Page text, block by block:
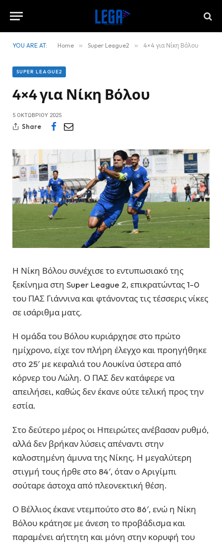
YOU ARE AT: Home » Super League2 » 4×4 για Νίκη Βόλου
SUPER LEAGUE2
4×4 για Νίκη Βόλου
5 ΟΚΤΩΒΡΊΟΥ 2025
Share
Η Νίκη Βόλου συνέχισε το εντυπωσιακό της
ξεκίνημα στη Super League 2, επικρατώντας 1-0
του ΠΑΣ Γιάννινα και φτάνοντας τις τέσσερις νίκες
σε ισάριθμα ματς.
Η ομάδα του Βόλου κυριάρχησε στο πρώτο
ημίχρονο, είχε τον πλήρη έλεγχο και προηγήθηκε
στο 25′ με κεφαλιά του Λουκίνα ύστερα από
κόρνερ του Λώλη. Ο ΠΑΣ δεν κατάφερε να
απειλήσει, καθώς δεν έκανε ούτε τελική προς την
εστία.
Στο δεύτερο μέρος οι Ηπειρώτες ανέβασαν ρυθμό,
αλλά δεν βρήκαν λύσεις απέναντι στην
καλοστημένη άμυνα της Νίκης. Η μεγαλύτερη
στιγμή τους ήρθε στο 84′, όταν ο Αριγίμπι
σούταρε άστοχα από πλεονεκτική θέση.
Ο Βέλλιος έκανε ντεμπούτο στο 86′, ενώ η Νίκη
Βόλου κράτησε με άνεση το προβάδισμα και
παραμένει αήττητη και μόνη στην κορυφή του